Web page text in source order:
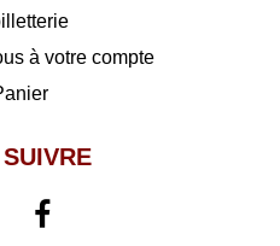
à votre compte